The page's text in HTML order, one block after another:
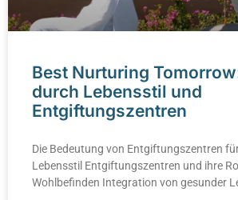
Best Nurturing
durch Lebensstil und
Entgiftungszentren
Die Bedeutung von Entgiftungszentren
Lebensstil Entgiftungszentren und ihre
Wohlbefinden Integration von gesunder